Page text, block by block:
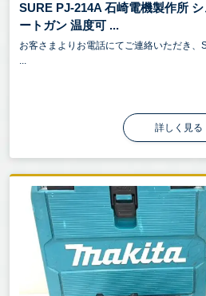
SURE PJ-214A 石崎電機製作所
ートガン 温度可 ...
お客さまよりお電話にてご連絡いただき
...
詳しく見る